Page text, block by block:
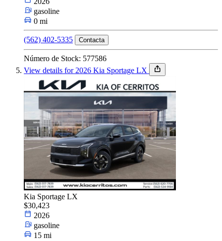
gasoline
0 mi
(562) 402-5335 Contacta
Número de Stock: 577586
View details for 2026 Kia Sportage LX
Kia Sportage LX
$30,423
2026
gasoline
15 mi